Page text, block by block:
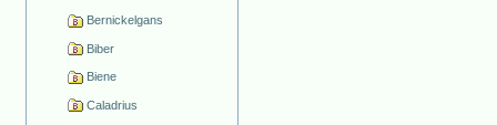
Bernickelgans
Biber
Biene
Caladrius